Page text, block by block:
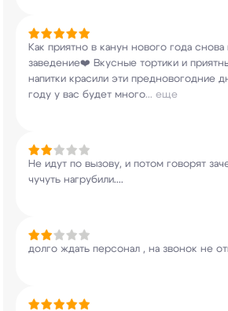
Как приятно в канун нового года снова
заведение❤️ Вкусные тортики и
напитки красили эти предновогодние
году у вас будет много... еще
Не идут по вызову, и потом говорят
чучуть нагрубили....
долго ждать персонал , на звонок не